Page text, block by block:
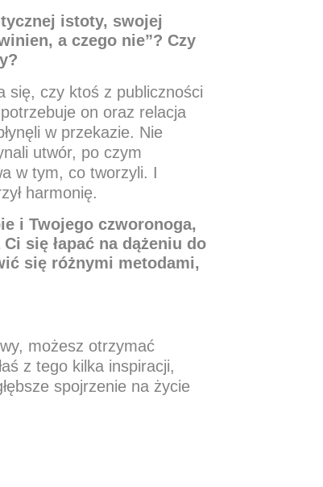
istoty, swojej
a czego nie”? Czy
się, czy ktoś z publiczności
on oraz relacja
w przekazie. Nie
utwór, po czym
w tym, co tworzyli. I
harmonię.
i Twojego czworonoga,
się łapać na dążeniu do
się różnymi metodami,
możesz otrzymać
z tego kilka inspiracji,
spojrzenie na życie